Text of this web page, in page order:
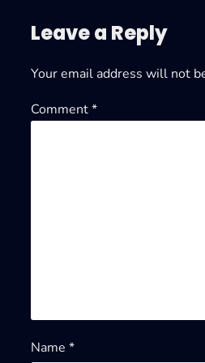
Leave a Reply
Your email address will not
Comment*
Name *